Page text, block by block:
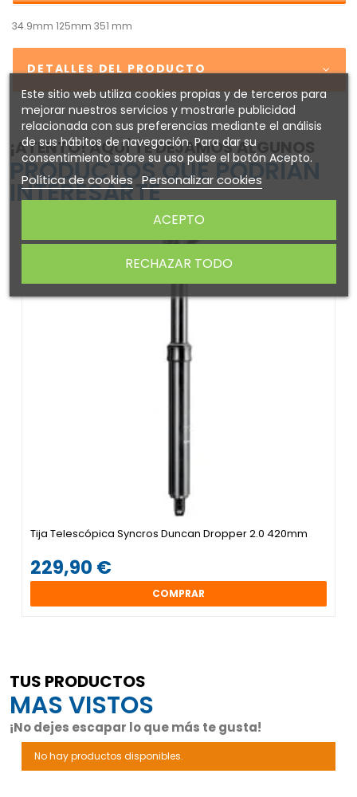
34.9mm 125mm 351 mm
DETALLES DEL PRODUCTO
¡ATENTO! AQUÍ TE DEJAMOS ALGUNOS
PRODUCTOS QUE PODRÍAN
INTERESARTE
Tija Telescópica Syncros Duncan Dropper 2.0 420mm
229,90 €
COMPRAR
TUS PRODUCTOS
MAS VISTOS
¡No dejes escapar lo que más te gusta!
No hay productos disponibles.
Este sitio web utiliza cookies propias y de terceros para
mejorar nuestros servicios y mostrarle publicidad
relacionada con sus preferencias mediante el análisis
de sus hábitos de navegación. Para dar su
consentimiento sobre su uso pulse el botón Acepto.
Política de cookies Personalizar cookies
RECHAZAR TODO
ACEPTO